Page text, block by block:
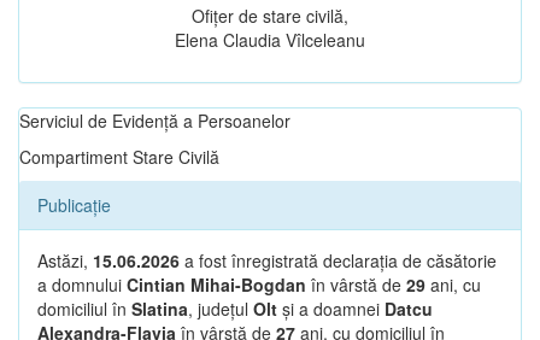
Ofițer de stare civilă,
Elena Claudia Vîlceleanu
Serviciul de Evidență a Persoanelor
Compartiment Stare Civilă
Publicație
Astăzi, 15.06.2026 a fost înregistrată declarația de căsătorie
a domnului Cintian Mihai-Bogdan în vârstă de 29 ani, cu
domiciliul în Slatina, județul Olt și a doamnei Datcu
Alexandra-Flavia în vârstă de 27 ani, cu domiciliul în